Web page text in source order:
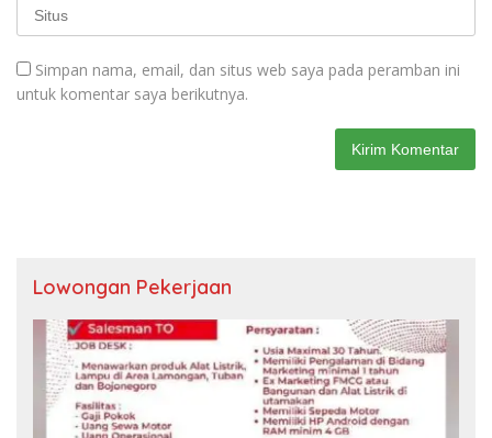
Simpan nama, email, dan situs web saya pada peramban ini
untuk komentar saya berikutnya.
Lowongan Pekerjaan